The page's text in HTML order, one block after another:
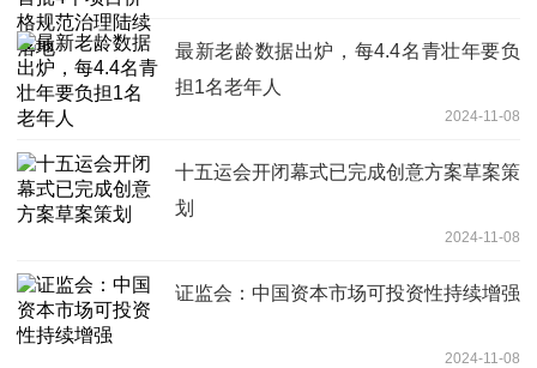
最新老龄数据出炉，每4.4名青壮年要负
担1名老年人
2024-11-08
十五运会开闭幕式已完成创意方案草案策
划
2024-11-08
证监会：中国资本市场可投资性持续增强
2024-11-08